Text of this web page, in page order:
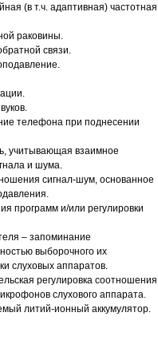
(в т.ч. адаптивная) частотная
раковины.
связи.
телефона при поднесении
учитывающая взаимное
и шума.
сигнал-шум, основанное
программ и/или регулировки
– запоминание
выборочного их
слуховых аппаратов.
регулировка соотношения
слухового аппарата.
литий-ионный аккумулятор.